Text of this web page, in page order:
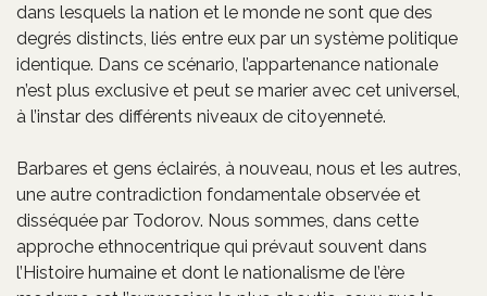
dans lesquels la nation et le monde ne sont que des
degrés distincts, liés entre eux par un système politique
identique. Dans ce scénario, l’appartenance nationale
n’est plus exclusive et peut se marier avec cet universel,
à l’instar des différents niveaux de citoyenneté.
Barbares et gens éclairés, à nouveau, nous et les autres,
une autre contradiction fondamentale observée et
disséquée par Todorov. Nous sommes, dans cette
approche ethnocentrique qui prévaut souvent dans
l’Histoire humaine et dont le nationalisme de l’ère